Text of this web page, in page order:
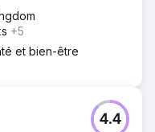
+5
et bien-être
4.4